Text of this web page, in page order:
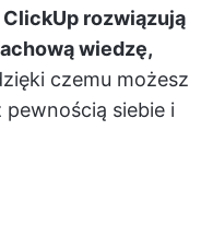
rozwiązują
wiedzę,
czemu możesz
siebie i